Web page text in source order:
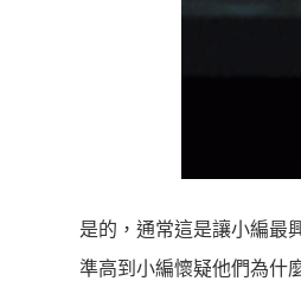
是的，通常這是讓小編最
準高到小編懷疑他們為什